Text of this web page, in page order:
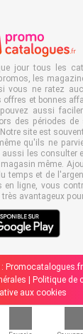
jour tous les
les
vous ne ratez
et bonnes
aussi
des périodes de
site est
qu'ils ne
aussi les consulter
même.
temps et de
ligne, vous
avantageux
Promocatalogues.fr
Politique de
aux cookies